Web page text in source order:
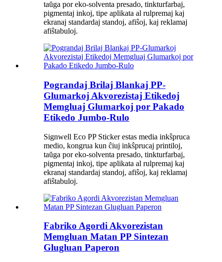
taŭga por eko-solventa presado, tinkturfarbaj,
pigmentaj inkoj, tipe aplikata al rulpremaj kaj
ekranaj standardaj standoj, afiŝoj, kaj reklamaj
afiŝtabuloj.
Pograndaj Brilaj Blankaj PP-
Glumarkoj Akvorezistaj Etikedoj
Memgluaj Glumarkoj por Pakado
Etikedo Jumbo-Rulo
Signwell Eco PP Sticker estas media inkŝpruca
medio, kongrua kun ĉiuj inkŝprucaj printiloj,
taŭga por eko-solventa presado, tinkturfarbaj,
pigmentaj inkoj, tipe aplikata al rulpremaj kaj
ekranaj standardaj standoj, afiŝoj, kaj reklamaj
afiŝtabuloj.
Fabriko Agordi Akvorezistan
Memgluan Matan PP Sintezan
Glugluan Paperon